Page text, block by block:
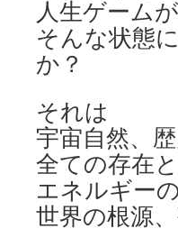
人生ゲーム
そんな状態
か？
それは
宇宙自然、
全ての存在
エネルギー
世界の根源